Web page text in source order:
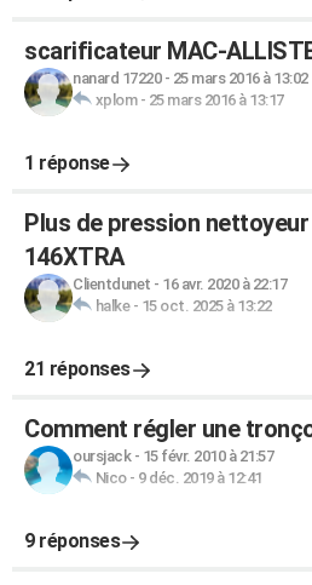
scarificateur MAC-
nanard 17220- 25 mars 2016 à 13:02
xplom- 25 mars 2016 à 13:17
1 réponse
Plus de pression
146XTRA
Clientdunet - 16 avr. 2020 à 22:17
halke- 15 oct. 2025 à 13:22
21 réponses
Comment régler une
oursjack- 15 févr. 2010 à 21:57
Nico- 9 déc. 2019 à 12:41
9 réponses